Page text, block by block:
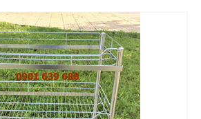
304 Bếp Kính
304 La
Bình Nước La
Bếp Khác